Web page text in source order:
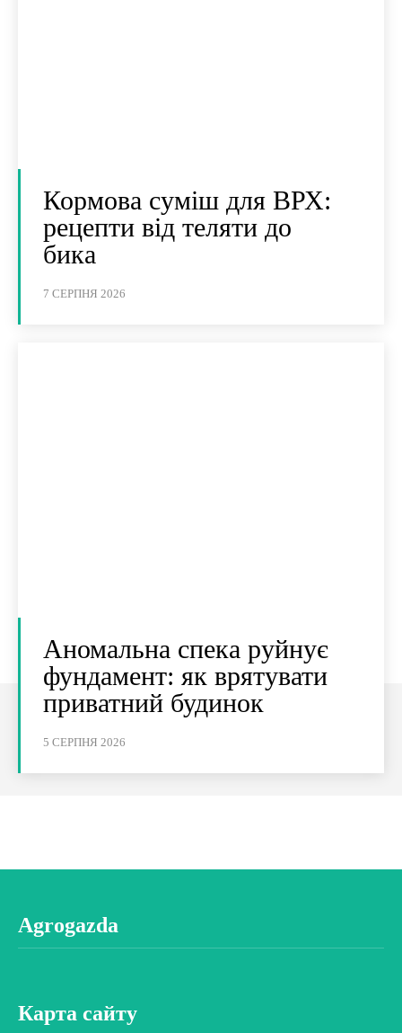
Кормова суміш для ВРХ:
рецепти від теляти до
бика
7 СЕРПНЯ 2026
Аномальна спека руйнує
фундамент: як врятувати
приватний будинок
5 СЕРПНЯ 2026
Agrogazda
Карта сайту